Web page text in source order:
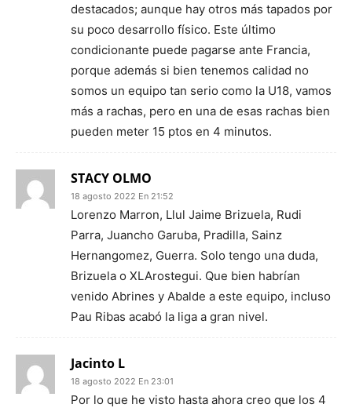
destacados; aunque hay otros más tapados por
su poco desarrollo físico. Este último
condicionante puede pagarse ante Francia,
porque además si bien tenemos calidad no
somos un equipo tan serio como la U18, vamos
más a rachas, pero en una de esas rachas bien
pueden meter 15 ptos en 4 minutos.
STACY OLMO
18 agosto 2022 En 21:52
Lorenzo Marron, Llul Jaime Brizuela, Rudi
Parra, Juancho Garuba, Pradilla, Sainz
Hernangomez, Guerra. Solo tengo una duda,
Brizuela o XLArostegui. Que bien habrían
venido Abrines y Abalde a este equipo, incluso
Pau Ribas acabó la liga a gran nivel.
Jacinto L
18 agosto 2022 En 23:01
Por lo que he visto hasta ahora creo que los 4